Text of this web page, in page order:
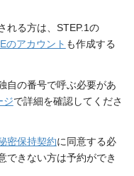
れる方は、STEP.1の
のアカウント も作成する
自の番号で呼ぶ必要があ
ジで詳細を確認してくださ
密保持契約に同意する必
できない方は予約ができ